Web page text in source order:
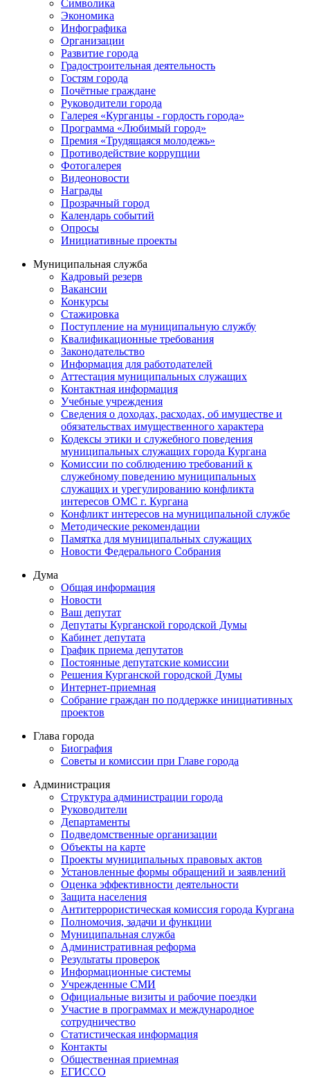
Символика
Экономика
Инфографика
Организации
Развитие города
Градостроительная деятельность
Гостям города
Почётные граждане
Руководители города
Галерея «Курганцы - гордость города»
Программа «Любимый город»
Премия «Трудящаяся молодежь»
Противодействие коррупции
Фотогалерея
Видеоновости
Награды
Прозрачный город
Календарь событий
Опросы
Инициативные проекты
Муниципальная служба
Кадровый резерв
Вакансии
Конкурсы
Стажировка
Поступление на муниципальную службу
Квалификационные требования
Законодательство
Информация для работодателей
Аттестация муниципальных служащих
Контактная информация
Учебные учреждения
Сведения о доходах, расходах, об имуществе и
обязательствах имущественного характера
Кодексы этики и служебного поведения
муниципальных служащих города Кургана
Комиссии по соблюдению требований к
служебному поведению муниципальных
служащих и урегулированию конфликта
интересов ОМС г. Кургана
Конфликт интересов на муниципальной службе
Методические рекомендации
Памятка для муниципальных служащих
Новости Федерального Cобрания
Дума
Общая информация
Новости
Ваш депутат
Депутаты Курганской городской Думы
Кабинет депутата
График приема депутатов
Постоянные депутатские комиссии
Решения Курганской городской Думы
Интернет-приемная
Собрание граждан по поддержке инициативных
проектов
Глава города
Биография
Советы и комиссии при Главе города
Администрация
Структура администрации города
Руководители
Департаменты
Подведомственные организации
Объекты на карте
Проекты муниципальных правовых актов
Установленные формы обращений и заявлений
Оценка эффективности деятельности
Защита населения
Антитеррористическая комиссия города Кургана
Полномочия, задачи и функции
Муниципальная служба
Административная реформа
Результаты проверок
Информационные системы
Учрежденные СМИ
Официальные визиты и рабочие поездки
Участие в программах и международное
сотрудничество
Статистическая информация
Контакты
Общественная приемная
ЕГИССО